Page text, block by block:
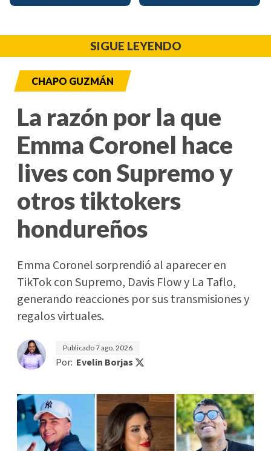
SIGUE LEYENDO
CHAPO GUZMÁN
La razón por la que
Emma Coronel hace
lives con Supremo y
otros tiktokers
hondureños
Emma Coronel sorprendió al aparecer en
TikTok con Supremo, Davis Flow y La Taflo,
generando reacciones por sus transmisiones y
regalos virtuales.
Publicado7 ago. 2026
Por: Evelin Borjas